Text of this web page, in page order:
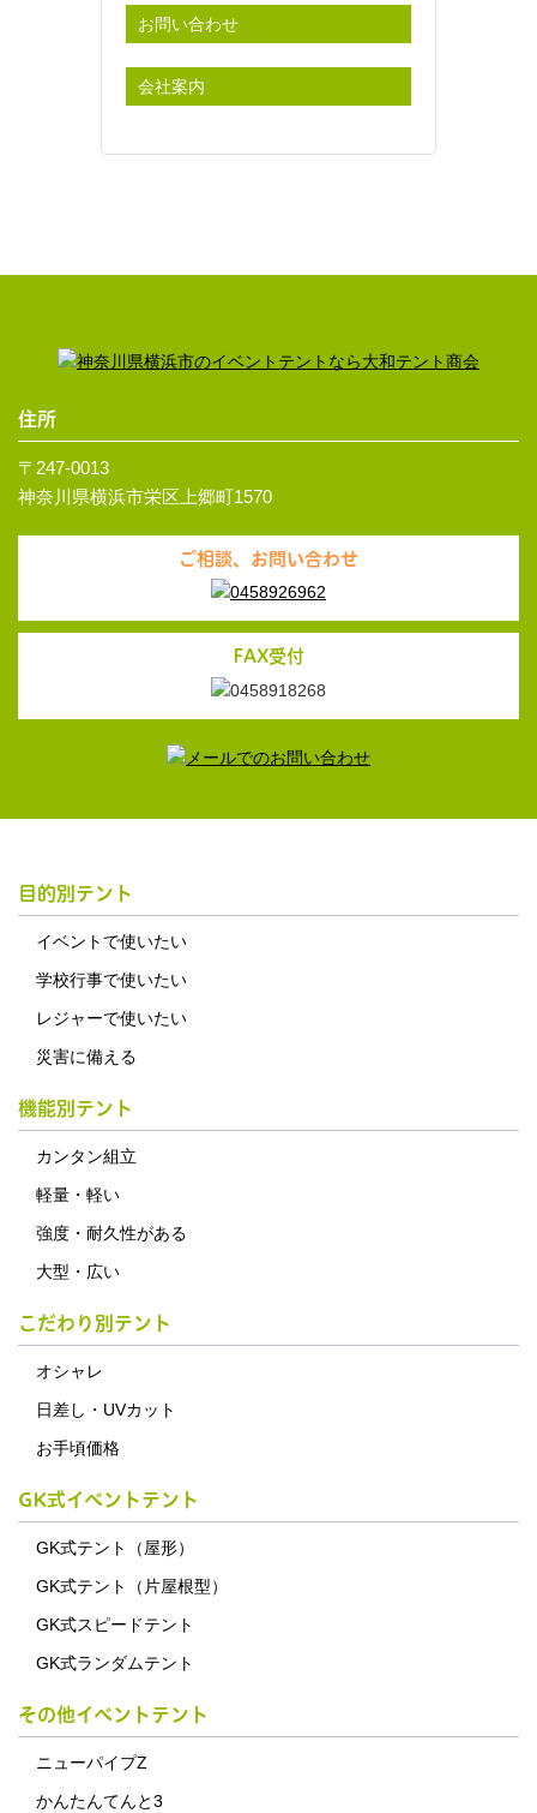
お問い合わせ
会社案内
住所
〒247-0013
神奈川県横浜市栄区上郷町1570
ご相談、お問い合わせ
FAX受付
目的別テント
イベントで使いたい
学校行事で使いたい
レジャーで使いたい
災害に備える
機能別テント
カンタン組立
軽量・軽い
強度・耐久性がある
大型・広い
こだわり別テント
オシャレ
日差し・UVカット
お手頃価格
GK式イベントテント
GK式テント（屋形）
GK式テント（片屋根型）
GK式スピードテント
GK式ランダムテント
その他イベントテント
ニューパイプZ
かんたんてんと3